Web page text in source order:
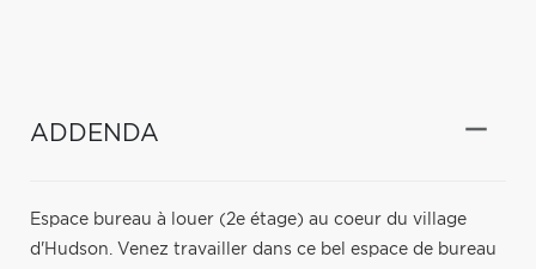
ADDENDA
Espace bureau à louer (2e étage) au coeur du village
d'Hudson. Venez travailler dans ce bel espace de bureau